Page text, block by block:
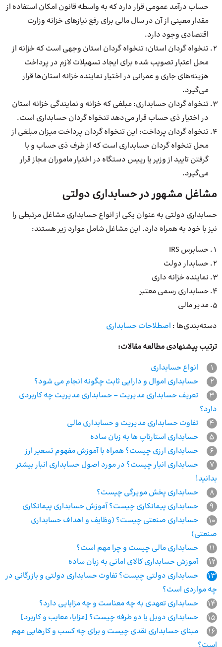
حساب درآمد عمومی قرار دارد که به واسطه قانون امکان استفاده از
مقدار معینی از آن در سال مالی برای رفع نیازهای خزانه وزارت
اقتصادی وجود دارد.
تنخواه گردان استان: تنخواه گردان استان وجهی است که خزانه از
محل اعتبار تصویب شده برای ایجاد تسهیلات لازم در پرداخت
هزینه‌های جاری و عمرانی در اختیار نماینده خزانه استان‌ها قرار
می‌گیرد.
تنخواه گردان حسابداری: مبلغی که خزانه و نمایندگی خزانه استان
در اختیار ذی حساب قرار می‌دهد تنخواه گردان حسابداری است.
تنخواه گردان پرداخت: این تنخواه گردان پرداخت میزان مبلغی از
محل تنخواه گردان حسابداری است که از طرف ذی حساب و با
گرفتن تایید از وزیر یا رییس دستگاه در اختیار ماموران مجاز قرار
می‌گیرد.
مشاغل مشهور در حسابداری دولتی
حسابداری دولتی به عنوان یکی از انواع حسابداری مشاغل مرتبطی را
نیز با خود به همراه دارد. این مشاغل شامل موارد زیر هستند:
حسابرس IRS
حسابدار دولت
نماینده خزانه داری
حسابداری رسمی معتبر
مدیر مالی
دسته‌بندی‌ها : اصطلاحات حسابداری
ترتیب پیشنهادی مطالعه مقالات:
1
انواع حسابداری
2
حسابداری اموال و دارایی ثابت چگونه انجام می شود؟
3
تعریف حسابداری مدیریت – حسابداری مدیریت چه کاربردی
دارد؟
4
تفاوت حسابداری مدیریت و حسابداری مالی
5
حسابداری استارتاپ ها به زبان ساده
6
حسابداری ارزی چیست؟ همراه با آموزش مفهوم تسعیر ارز
7
حسابداری انبار چیست؟ در مورد اصول حسابداری انبار بیشتر
بدانید!
8
حسابداری پخش مویرگی چیست؟
9
حسابداری پیمانکاری چیست؟ آموزش حسابداری پیمانکاری
10
حسابداری صنعتی چیست؟ (وظایف و اهداف حسابداری
صنعتی)
11
حسابداری مالی چیست و چرا مهم است؟
12
آموزش حسابداری کالای امانی به زبان ساده
13
حسابداری دولتی چیست؟ تفاوت حسابداری دولتی و بازرگانی در
چه مواردی است؟
14
حسابداری تعهدی به چه معناست و چه مزایایی دارد؟
15
حسابداری دوبل یا دو طرفه چیست؟ [مزایا، معایب و کاربرد]
16
مبنای حسابداری نقدی چیست و برای چه کسب و کارهایی مهم